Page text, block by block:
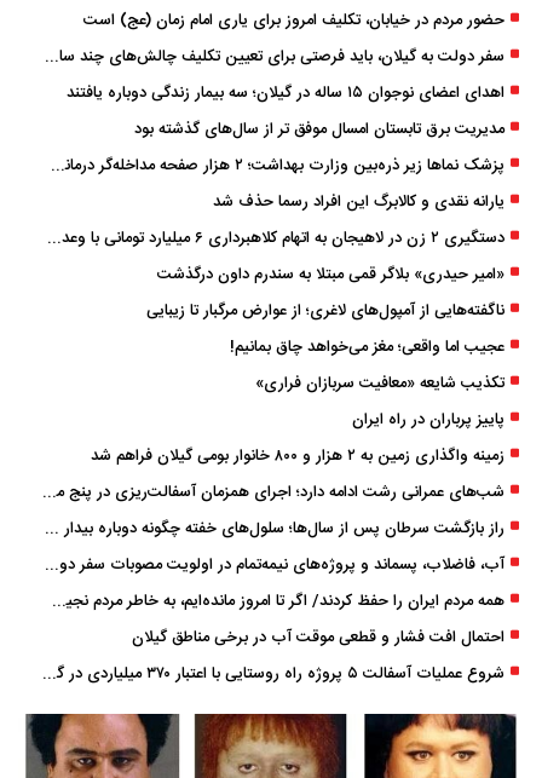
حضور مردم در خیابان، تکلیف امروز برای یاری امام زمان (عج) است
سفر دولت به گیلان، باید فرصتی برای تعیین تکلیف چالش‌های چند ساله استان باشد
اهدای اعضای نوجوان ۱۵ ساله در گیلان؛ سه بیمار زندگی دوباره یافتند
مدیریت برق تابستان امسال موفق ‌تر از سال‌های گذشته بود
پزشک ‌نماها زیر ذره‌بین وزارت بهداشت؛ ۲ هزار صفحه مداخله‌گر درمانی مسدود شد
یارانه نقدی و کالابرگ این افراد رسما حذف شد
دستگیری ۲ زن در لاهیجان به اتهام کلاهبرداری ۶ میلیارد تومانی با وعده وام
«امیر حیدری» بلاگر قمی مبتلا به سندرم داون درگذشت
ناگفته‌هایی از آمپول‌های لاغری؛ از عوارض مرگبار تا زیبایی
عجیب اما واقعی؛ مغز می‌خواهد چاق بمانیم!
تکذیب شایعه «معافیت سربازان فراری»
پاییز پرباران در راه ایران
زمینه واگذاری زمین به ۲ هزار و ۸۰۰ خانوار بومی گیلان فراهم شد
شب‌های عمرانی رشت ادامه دارد؛ اجرای همزمان آسفالت‌ریزی در پنج منطقه شهری
راز بازگشت سرطان پس از سال‌ها؛ سلول‌های خفته چگونه دوباره بیدار می‌شوند؟
آب، فاضلاب، پسماند و پروژه‌های نیمه‌تمام در اولویت مصوبات سفر دولت
همه مردم ایران را حفظ کردند/ اگر تا امروز مانده‌ایم، به ‌خاطر مردم نجیب ایران بوده است
احتمال افت فشار و قطعی موقت آب در برخی مناطق گیلان
شروع عملیات آسفالت ۵ پروژه راه ‌روستایی با اعتبار ۳۷۰ میلیاردی در گیلان